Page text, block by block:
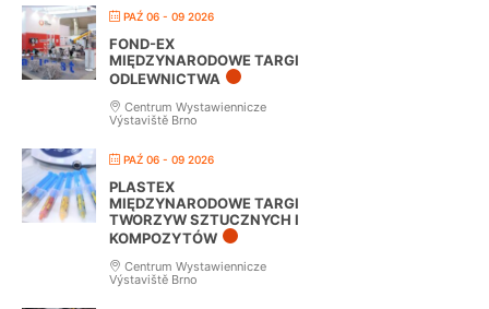
PAŹ 06 - 09 2026
FOND-EX
MIĘDZYNARODOWE TARGI
ODLEWNICTWA
Centrum Wystawiennicze
Výstaviště Brno
PAŹ 06 - 09 2026
PLASTEX
MIĘDZYNARODOWE TARGI
TWORZYW SZTUCZNYCH I
KOMPOZYTÓW
Centrum Wystawiennicze
Výstaviště Brno